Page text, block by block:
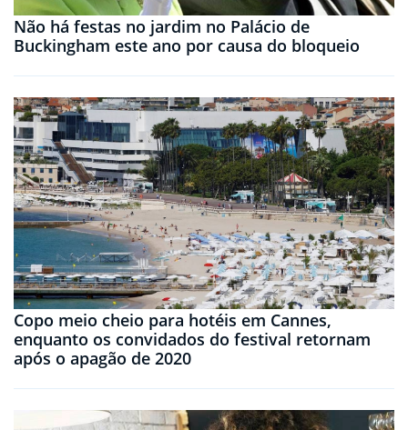
Não há festas no jardim no Palácio de
Buckingham este ano por causa do bloqueio
Copo meio cheio para hotéis em Cannes,
enquanto os convidados do festival retornam
após o apagão de 2020